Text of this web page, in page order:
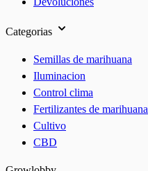
Categorias
Semillas de marihuana
Iluminacion
Control clima
Fertilizantes de marihuana
Cultivo
CBD